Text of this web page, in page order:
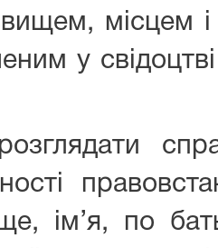
місцем
у
ім’я, по